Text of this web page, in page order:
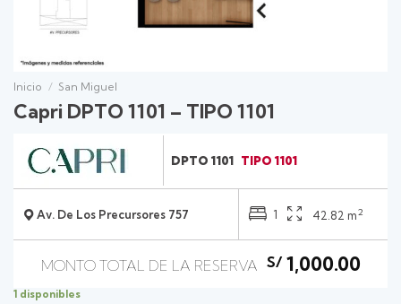
Inicio / San Miguel
Capri DPTO 1101 – TIPO 1101
DPTO 1101 TIPO 1101
Av. De Los Precursores 757 1 42.82 m2
S/1,000.00
1 disponibles